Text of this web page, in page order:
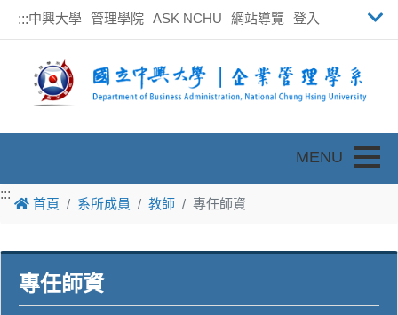
:::中興大學 管理學院 ASK NCHU 網站導覽 登入
:::
首頁 系所成員 教師 專任師資
專任師資